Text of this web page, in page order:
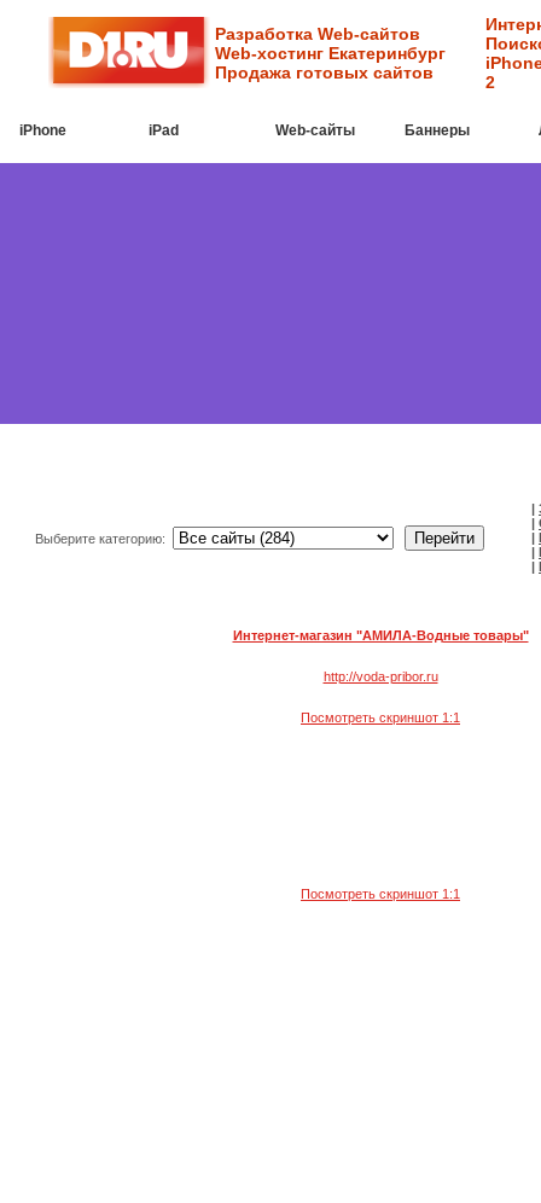
Разработка Web-сайтов
Web-хостинг Екатеринбург
Продажа готовых сайтов
2
iPhone iPad Web-cайты Баннеры
Выберите категорию:
|
|
|
|
|
Интернет-магазин "АМИЛА-Водные товары"
http://voda-pribor.ru
Посмотреть скриншот 1:1
Посмотреть скриншот 1:1